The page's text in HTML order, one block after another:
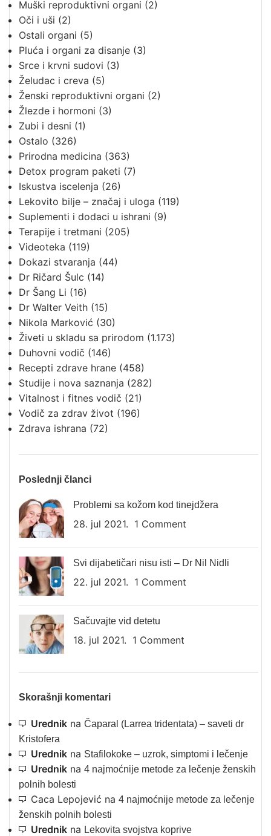
Muški reproduktivni organi (2)
Oči i uši (2)
Ostali organi (5)
Pluća i organi za disanje (3)
Srce i krvni sudovi (3)
Želudac i creva (5)
Ženski reproduktivni organi (2)
Žlezde i hormoni (3)
Zubi i desni (1)
Ostalo (326)
Prirodna medicina (363)
Detox program paketi (7)
Iskustva iscelenja (26)
Lekovito bilje – značaj i uloga (119)
Suplementi i dodaci u ishrani (9)
Terapije i tretmani (205)
Videoteka (119)
Dokazi stvaranja (44)
Dr Ričard Šulc (14)
Dr Šang Li (16)
Dr Walter Veith (15)
Nikola Marković (30)
Živeti u skladu sa prirodom (1.173)
Duhovni vodič (146)
Recepti zdrave hrane (458)
Studije i nova saznanja (282)
Vitalnost i fitnes vodič (21)
Vodič za zdrav život (196)
Zdrava ishrana (72)
Poslednji članci
Problemi sa kožom kod tinejdžera
28. jul 2021. 1 Comment
Svi dijabetičari nisu isti – Dr Nil Nidli
22. jul 2021. 1 Comment
Sačuvajte vid detetu
18. jul 2021. 1 Comment
Skorašnji komentari
Urednik na Čaparal (Larrea tridentata) – saveti dr
Kristofera
Urednik na Stafilokoke – uzrok, simptomi i lečenje
Urednik na 4 najmoćnije metode za lečenje ženskih
polnih bolesti
Caca Lepojević na 4 najmoćnije metode za lečenje
ženskih polnih bolesti
Urednik na Lekovita svojstva koprive